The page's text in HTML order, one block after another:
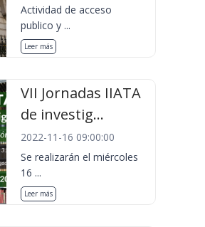
Actividad de acceso
publico y ...
Leer más
VII Jornadas IIATA
de investig...
2022-11-16 09:00:00
Se realizarán el miércoles
16 ...
Leer más